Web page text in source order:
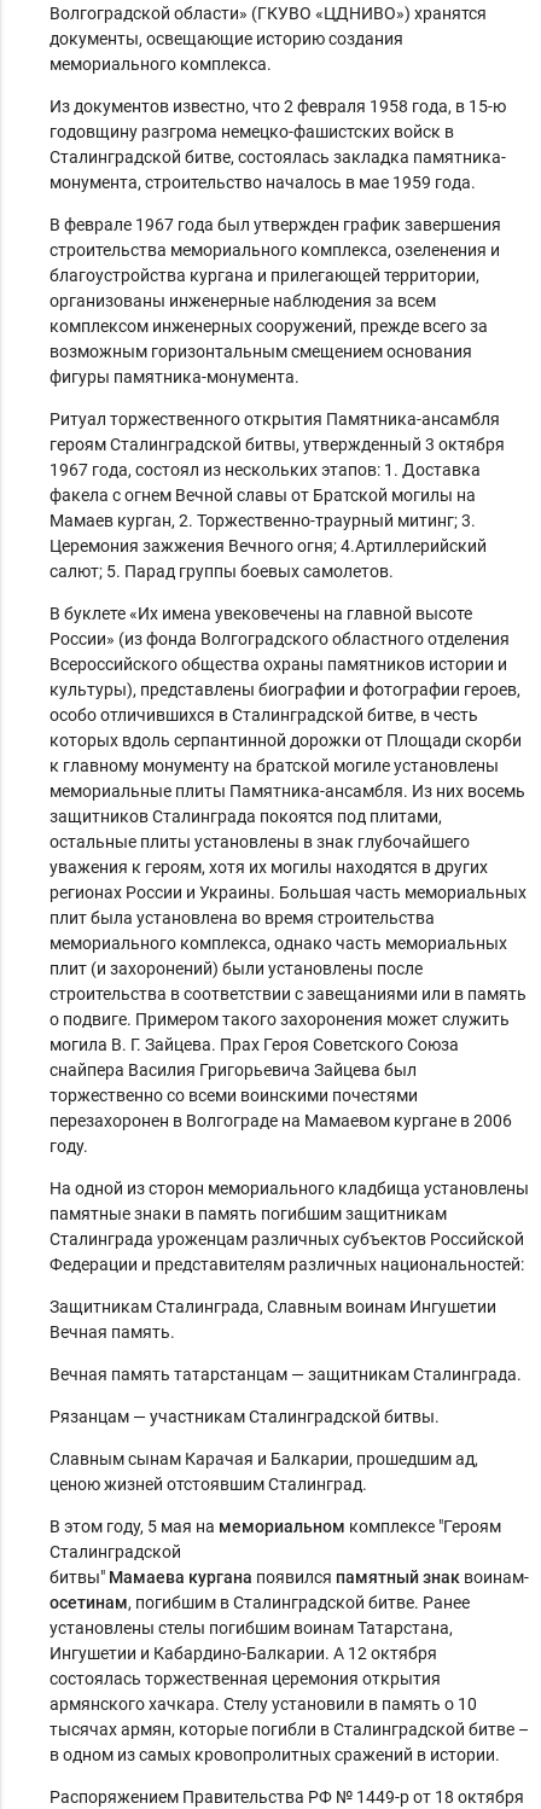
Волгоградской области» (ГКУВО «ЦДНИВО») хранятся
документы, освещающие историю создания
мемориального комплекса.
Из документов известно, что 2 февраля 1958 года, в 15-ю
годовщину разгрома немецко-фашистских войск в
Сталинградской битве, состоялась закладка памятника-
монумента, строительство началось в мае 1959 года.
В феврале 1967 года был утвержден график завершения
строительства мемориального комплекса, озеленения и
благоустройства кургана и прилегающей территории,
организованы инженерные наблюдения за всем
комплексом инженерных сооружений, прежде всего за
возможным горизонтальным смещением основания
фигуры памятника-монумента.
Ритуал торжественного открытия Памятника-ансамбля
героям Сталинградской битвы, утвержденный 3 октября
1967 года, состоял из нескольких этапов: 1. Доставка
факела с огнем Вечной славы от Братской могилы на
Мамаев курган, 2. Торжественно-траурный митинг; 3.
Церемония зажжения Вечного огня; 4.Артиллерийский
салют; 5. Парад группы боевых самолетов.
В буклете «Их имена увековечены на главной высоте
России» (из фонда Волгоградского областного отделения
Всероссийского общества охраны памятников истории и
культуры), представлены биографии и фотографии героев,
особо отличившихся в Сталинградской битве, в честь
которых вдоль серпантинной дорожки от Площади скорби
к главному монументу на братской могиле установлены
мемориальные плиты Памятника-ансамбля. Из них восемь
защитников Сталинграда покоятся под плитами,
остальные плиты установлены в знак глубочайшего
уважения к героям, хотя их могилы находятся в других
регионах России и Украины. Большая часть мемориальных
плит была установлена во время строительства
мемориального комплекса, однако часть мемориальных
плит (и захоронений) были установлены после
строительства в соответствии с завещаниями или в память
о подвиге. Примером такого захоронения может служить
могила В. Г. Зайцева. Прах Героя Советского Союза
снайпера Василия Григорьевича Зайцева был
торжественно со всеми воинскими почестями
перезахоронен в Волгограде на Мамаевом кургане в 2006
году.
На одной из сторон мемориального кладбища установлены
памятные знаки в память погибшим защитникам
Сталинграда уроженцам различных субъектов Российской
Федерации и представителям различных национальностей:
Защитникам Сталинграда, Славным воинам Ингушетии
Вечная память.
Вечная память татарстанцам — защитникам Сталинграда.
Рязанцам — участникам Сталинградской битвы.
Славным сынам Карачая и Балкарии, прошедшим ад,
ценою жизней отстоявшим Сталинград.
В этом году, 5 мая на мемориальном комплексе "Героям
Сталинградской
битвы" Мамаева кургана появился памятный знаквоинам-
осетинам, погибшим в Сталинградской битве. Ранее
установлены стелы погибшим воинам Татарстана,
Ингушетии и Кабардино-Балкарии. А 12 октября
состоялась торжественная церемония открытия
армянского хачкара. Стелу установили в память о 10
тысячах армян, которые погибли в Сталинградской битве –
в одном из самых кровопролитных сражений в истории.
Распоряжением Правительства РФ № 1449-р от 18 октября